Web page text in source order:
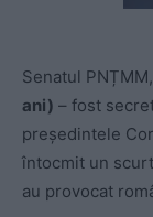
Senatul
ani) – fost
președintele
întocmit un
au provocat